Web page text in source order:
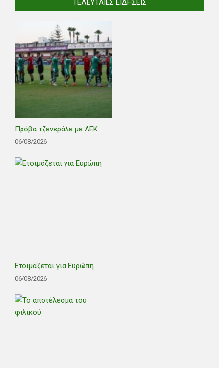
ΤΕΛΕΥΤΑΊΕΣ ΕΙΔΉΣΕΙΣ
Πρόβα τζενεράλε με ΑΕΚ
06/08/2026
Ετοιμάζεται για Ευρώπη
06/08/2026